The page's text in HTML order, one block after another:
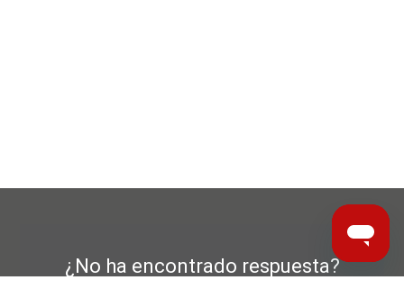
¿No ha encontrado respuesta?